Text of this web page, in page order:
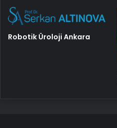
Robotik Üroloji Ankara